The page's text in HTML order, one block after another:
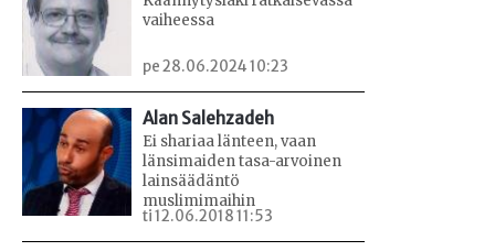
vaiheessa
pe 28.06.2024 10:23
Alan Salehzadeh
Ei shariaa länteen, vaan
länsimaiden tasa-arvoinen
lainsäädäntö
muslimimaihin
ti 12.06.2018 11:53